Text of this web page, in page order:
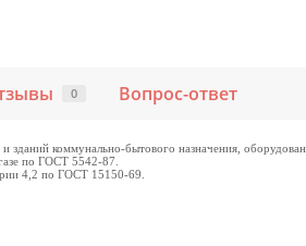
0 Вопрос-ответ
коммунально-бытового назначения,
по ГОСТ 5542-87.
4,2 по ГОСТ 15150-69.